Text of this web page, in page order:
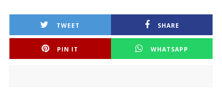
TWEET SHARE
PIN IT WHATSAPP